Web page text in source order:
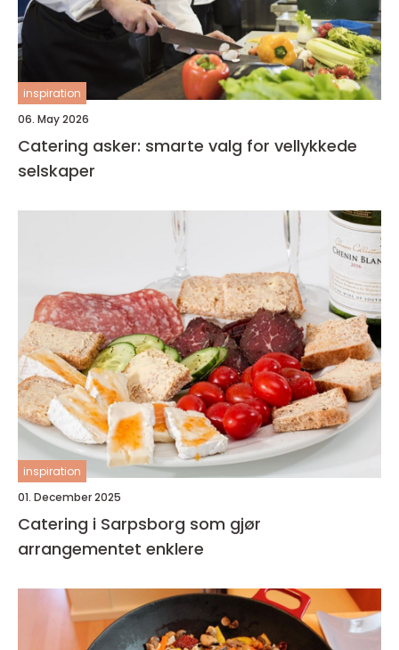
inspiration
06. May 2026
Catering asker: smarte valg for vellykkede
selskaper
inspiration
01. December 2025
Catering i Sarpsborg som gjør
arrangementet enklere